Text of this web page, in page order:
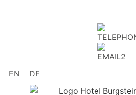
EN DE